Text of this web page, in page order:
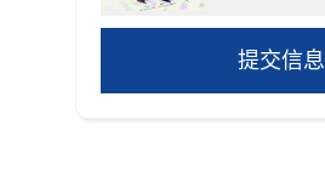
提交信息